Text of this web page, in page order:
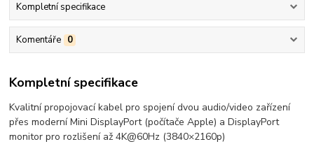
Kompletní specifikace
Komentáře 0
Kompletní specifikace
Kvalitní propojovací kabel pro spojení dvou audio/video zařízení
přes moderní Mini DisplayPort (počítače Apple) a DisplayPort
monitor pro rozlišení až 4K@60Hz (3840×2160p)